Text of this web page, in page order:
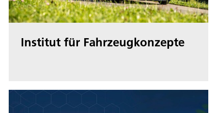
Institut für Fahrzeugkonzepte